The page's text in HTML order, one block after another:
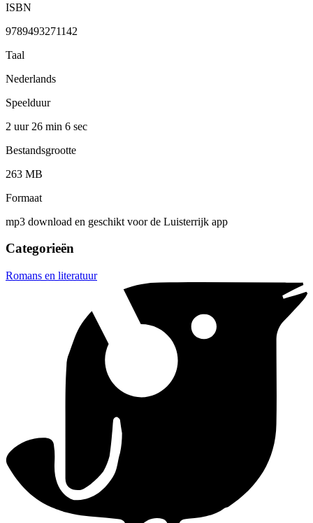
ISBN
9789493271142
Taal
Nederlands
Speelduur
2 uur 26 min 6 sec
Bestandsgrootte
263 MB
Formaat
mp3 download en geschikt voor de Luisterrijk app
Categorieën
Romans en literatuur